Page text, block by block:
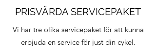
PRISVÄRDA SERVICEPAKET
Vi har tre olika servicepaket för att kunna
erbjuda en service för just din cykel.